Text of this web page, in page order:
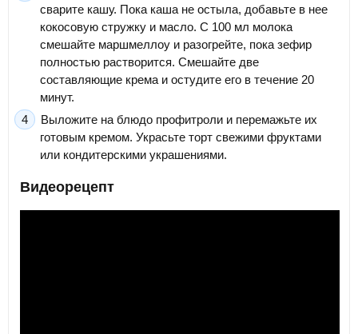
сварите кашу. Пока каша не остыла, добавьте в нее
кокосовую стружку и масло. С 100 мл молока
смешайте маршмеллоу и разогрейте, пока зефир
полностью растворится. Смешайте две
составляющие крема и остудите его в течение 20
минут.
Выложите на блюдо профитроли и перемажьте их
готовым кремом. Украсьте торт свежими фруктами
или кондитерскими украшениями.
Видеорецепт